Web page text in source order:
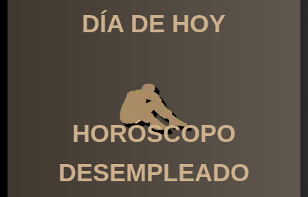
DÍA DE HOY
HORÓSCOPO
DESEMPLEADO